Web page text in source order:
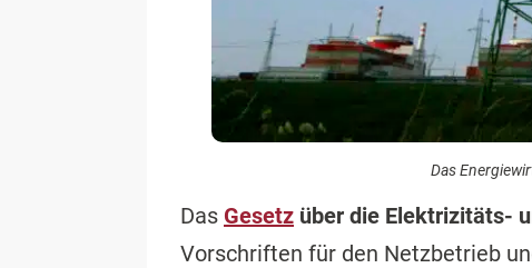
Das
Das Gesetz über die Elektrizitäts-
Vorschriften für den Netzbetrieb